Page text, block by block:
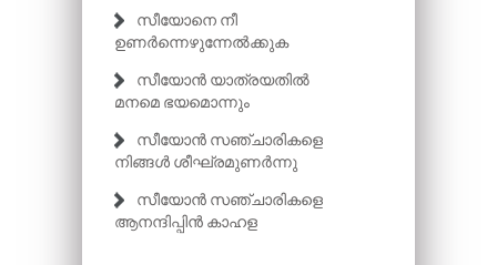
സീയോനെ നീ
ഉണർന്നെഴുന്നേൽക്കുക
സീയോൻ യാത്രയതിൽ
മനമെ ഭയമൊന്നും
സീയോൻ സഞ്ചാരികളെ
നിങ്ങൾ ശീഘ്രമുണർന്നു
സീയോൻ സഞ്ചാരികളെ
ആനന്ദിപ്പിൻ കാഹള